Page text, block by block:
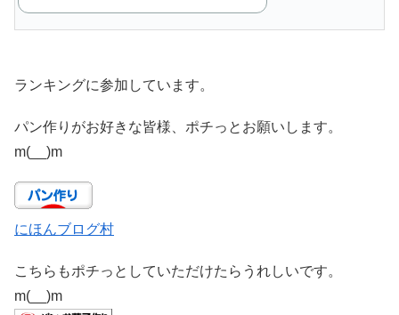
ランキングに参加しています。
パン作りがお好きな皆様、ポチっとお願いします。
m(__)m
にほんブログ村
こちらもポチっとしていただけたらうれしいです。
m(__)m